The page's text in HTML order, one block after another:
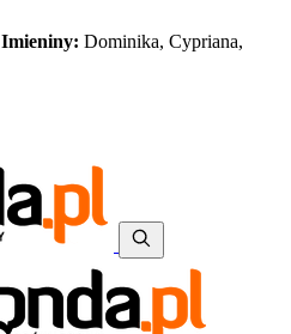
Imieniny: Dominika, Cypriana,